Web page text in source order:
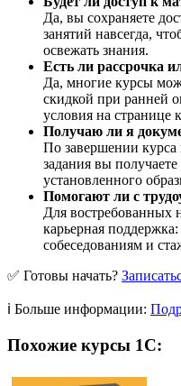
Да, вы сохраняете
занятий навсегда,
освежать знания.
Есть ли рассрочка
Да, многие курсы
скидкой при ранней
условия на странице
Получаю ли я
По завершении курса
задания вы
установленного
Помогают ли с
Для востребованных
карьерная
собеседованиям и
✅ Готовы начать?
ℹ️ Больше информации:
Похожие курсы 1С: